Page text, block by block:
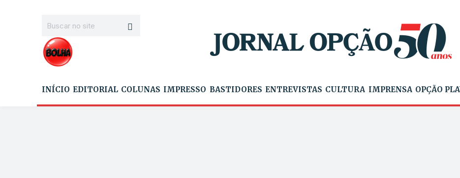
INÍCIO EDITORIAL COLUNAS IMPRESSO BASTIDORES ENTREVISTAS CULTURA IMPRENSA OPÇÃO